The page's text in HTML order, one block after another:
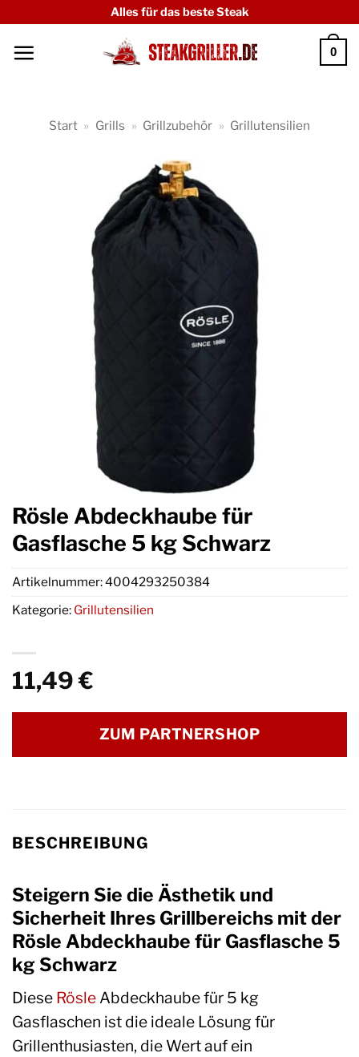
springen
Alles für das beste Steak
0
Start » Grills » Grillzubehör » Grillutensilien
Rösle Abdeckhaube für
Gasflasche 5 kg Schwarz
11,49€
ZUM PARTNERSHOP
Artikelnummer:4004293250384
Kategorie: Grillutensilien
BESCHREIBUNG
Steigern Sie die Ästhetik und
Sicherheit Ihres Grillbereichs mit der
Rösle Abdeckhaube für Gasflasche 5
kg Schwarz
Diese Rösle Abdeckhaube für 5 kg
Gasflaschen ist die ideale Lösung für
Grillenthusiasten, die Wert auf ein